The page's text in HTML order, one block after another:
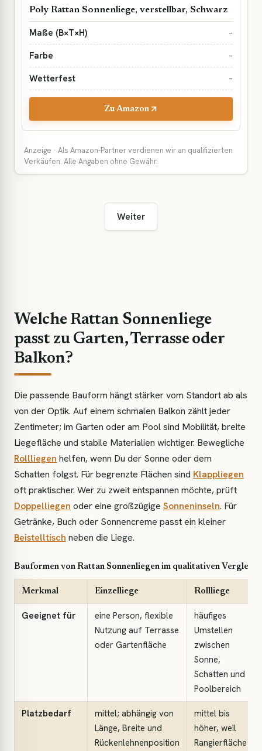
Poly Rattan Sonnenliege, verstellbar, Schwarz
–
–
–
Zu Amazon
Anzeige · Als Amazon-Partner verdienen wir an qualifizierten
Verkäufen. Alle Angaben ohne Gewähr.
Weiter
Welche Rattan Sonnenliege
passt zu Garten, Terrasse oder
Balkon?
Die passende Bauform hängt stärker vom Standort ab als
von der Optik. Auf einem schmalen Balkon zählt jeder
Zentimeter; im Garten oder am Pool sind Mobilität, breite
Liegefläche und stabile Materialien wichtiger. Bewegliche
Rollliegen helfen, wenn Du der Sonne oder dem
Schatten folgst. Für begrenzte Flächen sind Klappliegen
oft praktischer. Wer zu zweit entspannen möchte, prüft
Doppelliegen oder eine großzügige Sonneninseln. Für
Getränke, Buch oder Sonnencreme passt ein kleiner
Beistelltisch neben die Liege.
Bauformen von Rattan Sonnenliegen im qualitativen Vergleich
Merkmal Einzelliege Rollliege
Geeignet für
eine Person, flexible
Nutzung auf Terrasse
oder Gartenfläche
häufiges
Umstellen
zwischen
Sonne,
Schatten und
Poolbereich
Platzbedarf
mittel; abhängig von
Länge, Breite und
Rückenlehnenposition
mittel bis
höher, weil
Rangierfläche